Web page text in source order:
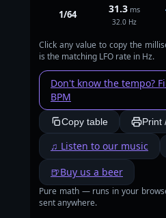
1/64 31.3 ms
32.0 Hz
Click any value to copy the
is the matching LFO rate in Hz.
Don't know the tempo?
BPM
Copy table Print
♫ Listen to our music
🍺Buy us a beer
Pure math — runs in your
sent anywhere.